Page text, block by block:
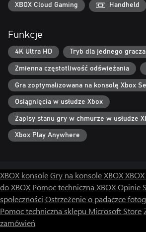
XBOX Cloud Gaming Handheld
Funkcje
4K Ultra HD Tryb dla jednego gracza
Zmienna częstotliwość odświeżania
Gra zoptymalizowana na konsolę Xbox
Osiągnięcia w usłudze Xbox
Zapisy stanu gry w chmurze w usłudze
Xbox Play Anywhere
XBOX konsoleGry na konsole XBOX
do XBOX Pomoc techniczna XBOXOpinie
społeczności Ostrzeżenie o padaczce
Pomoc techniczna sklepu Microsoft Store
zamówień